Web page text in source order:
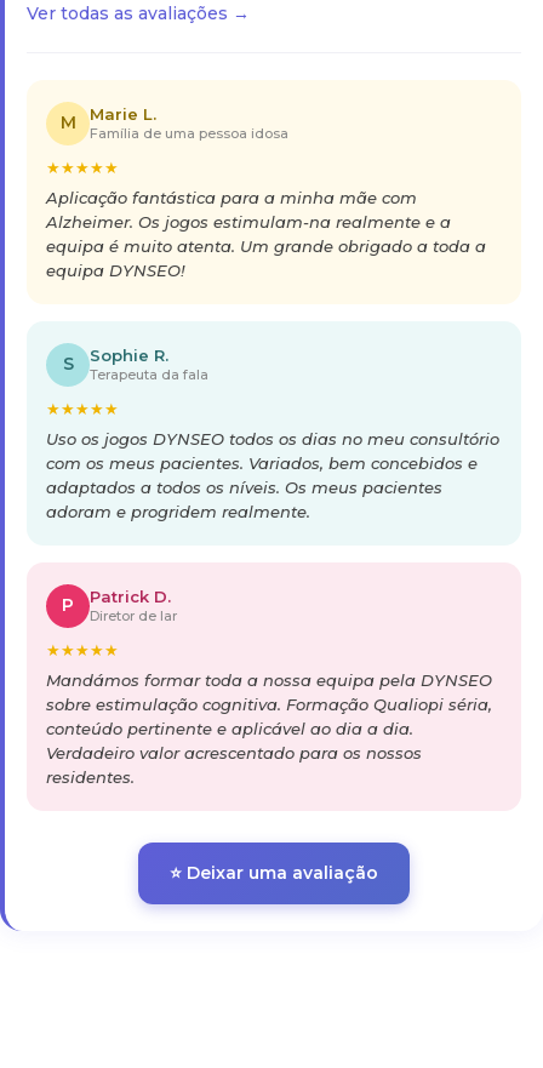
Ver todas as avaliações →
M Marie L.
Família de uma pessoa idosa
★★★★★
Aplicação fantástica para a minha mãe com
Alzheimer. Os jogos estimulam-na realmente e a
equipa é muito atenta. Um grande obrigado a toda a
equipa DYNSEO!
S Sophie R.
Terapeuta da fala
★★★★★
Uso os jogos DYNSEO todos os dias no meu consultório
com os meus pacientes. Variados, bem concebidos e
adaptados a todos os níveis. Os meus pacientes
adoram e progridem realmente.
P Patrick D.
Diretor de lar
★★★★★
Mandámos formar toda a nossa equipa pela DYNSEO
sobre estimulação cognitiva. Formação Qualiopi séria,
conteúdo pertinente e aplicável ao dia a dia.
Verdadeiro valor acrescentado para os nossos
residentes.
⭐ Deixar uma avaliação